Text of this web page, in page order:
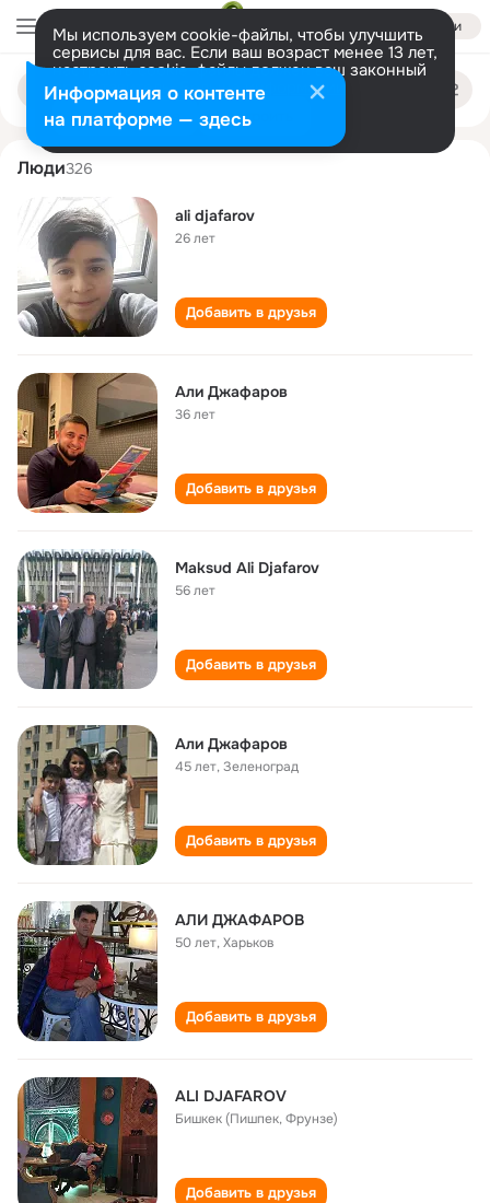
Войти
Мы используем cookie-файлы, чтобы улучшить
сервисы для вас. Если ваш возраст менее 13 лет,
настроить cookie-файлы должен ваш законный
представитель. Больше информации
Разрешить все Настроить
Поиск
людям
ali dzhafarov
Люди326
ali djafarov
26 лет
Добавить в друзья
Али Джафаров
36 лет
Добавить в друзья
Maksud Ali Djafarov
56 лет
Добавить в друзья
Али Джафаров
45 лет,Зеленоград
Добавить в друзья
АЛИ ДЖАФАРОВ
50 лет,Харьков
Добавить в друзья
ALI DJAFAROV
Бишкек (Пишпек, Фрунзе)
Добавить в друзья
Информация о контенте
на платформе — здесь